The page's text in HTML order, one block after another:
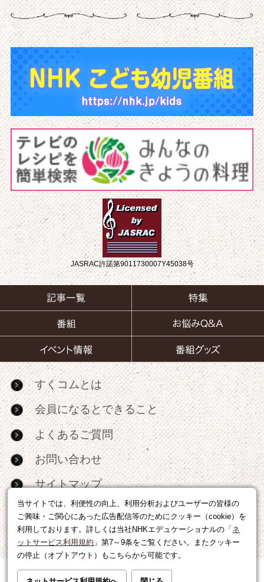
当サイトでは、利便性の向上、利用分析およびユーザーの皆様の
ご興味・ご関心にあった広告配信等のためにクッキー（cookie）を
利用しております。詳しくは当社NHKエデュケーショナルの「 ネ
ットサービス利用規約 」第7～9条をご覧ください。またクッキー
の停止（オプトアウト）もこちらから可能です。
JASRAC許諾第9011730007Y45038号
すくコムとは
会員になるとできること
よくあるご質問
お問い合わせ
サイトマップ
RSS
広告出稿・パートナーシップについて
利用規約|個人情報の取り扱いについて